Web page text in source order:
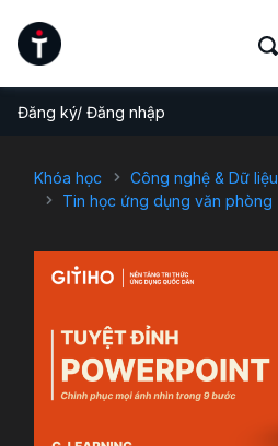
Đăng ký/ Đăng nhập
Khóa học
Công nghệ & Dữ liệu
Tin học ứng dụng văn phòng